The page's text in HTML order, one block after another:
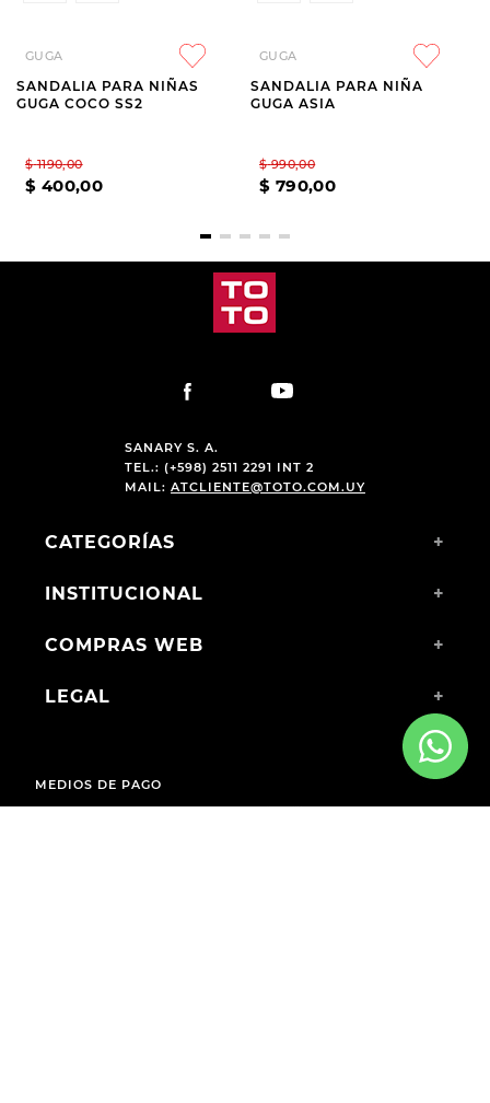
GUGA
SANDALIA PARA NIÑAS
GUGA COCO SS2
$ 1190,00
$ 400,00
GUGA
SANDALIA PARA NIÑA
GUGA ASIA
$ 990,00
$ 790,00
SANARY S. A.
TEL.: (+598) 2511 2291 INT 2
MAIL: ATCLIENTE@TOTO.COM.UY
CATEGORÍAS +
INSTITUCIONAL +
COMPRAS WEB +
LEGAL +
MEDIOS DE PAGO